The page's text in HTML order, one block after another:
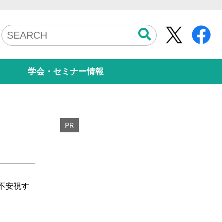
学会・セミナー情報
安視す
PR